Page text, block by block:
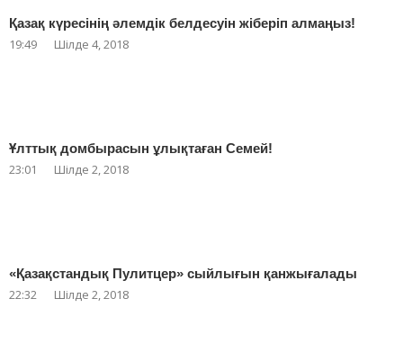
Қазақ күресінің әлемдік белдесуін жіберіп алмаңыз!
19:49 Шілде 4, 2018
Ұлттық домбырасын ұлықтаған Семей!
23:01 Шілде 2, 2018
«Қазақстандық Пулитцер» сыйлығын қанжығалады
22:32 Шілде 2, 2018